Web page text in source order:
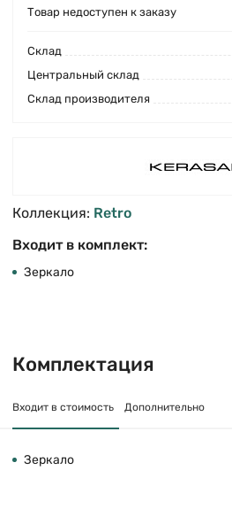
Товар недоступен к заказу
Cклад
Центральный склад
Склад производителя
Коллекция: Retro
Входит в комплект:
Зеркало
Комплектация
Входит в стоимость Дополнительно
Зеркало